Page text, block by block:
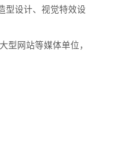
型设计、视觉特效设
型网站等媒体单位，